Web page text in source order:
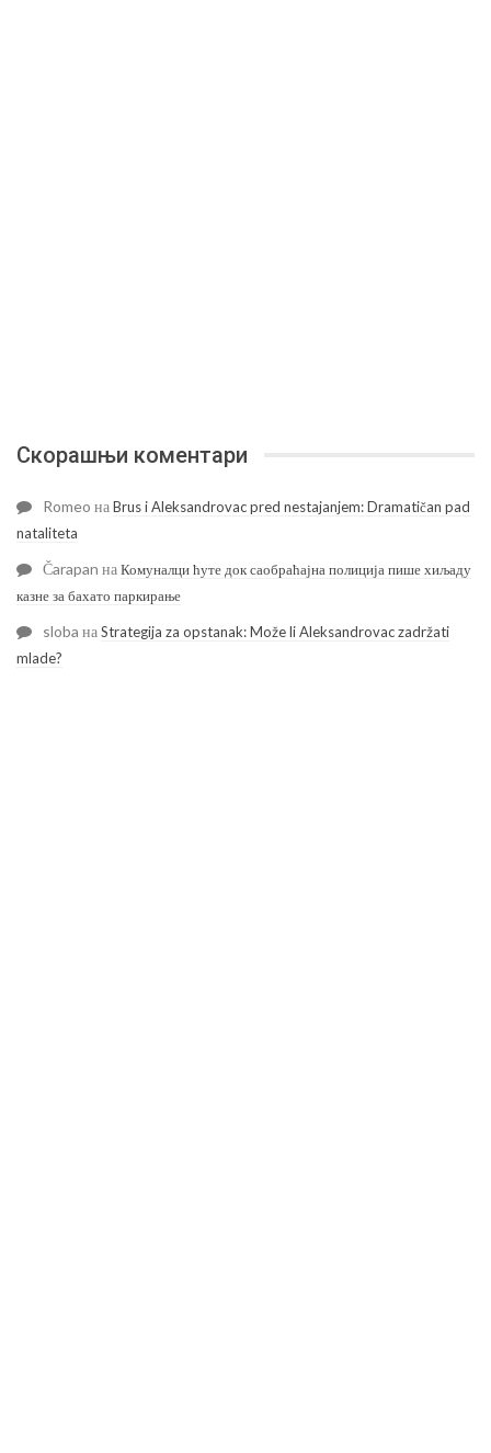
Скорашњи коментари
Romeo наBrus i Aleksandrovac pred nestajanjem: Dramatičan pad
nataliteta
Čarapan наКомуналци ћуте док саобраћајна полиција пише хиљаду
казне за бахато паркирање
sloba наStrategija za opstanak: Može li Aleksandrovac zadržati
mlade?